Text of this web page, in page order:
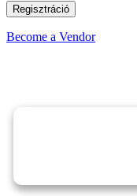
Regisztráció
Become a Vendor